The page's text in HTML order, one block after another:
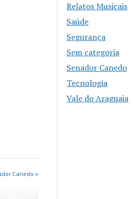
Canedo »
Relatos Musicais
Saúde
Segurança
Sem categoria
Senador Canedo
Tecnologia
Vale do Araguaia